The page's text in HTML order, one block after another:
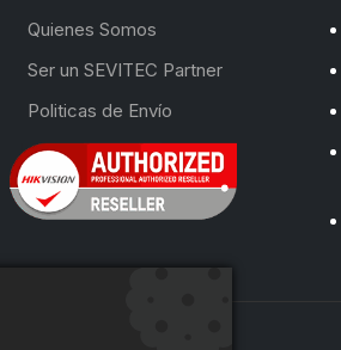
Quienes Somos
Ser un SEVITEC Partner
Politicas de Envío